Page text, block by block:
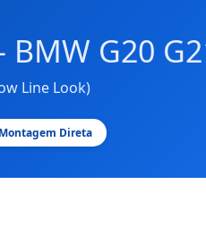
G20
Line Look)
Direta